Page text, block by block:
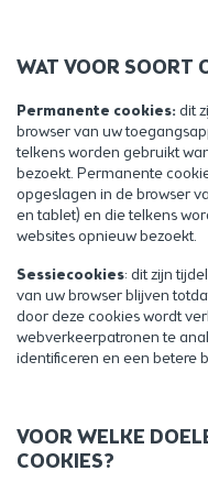
WAT VOOR SOORT
Permanente cookies: dit
browser van uw
telkens worden gebruikt
bezoekt. Permanente
opgeslagen in de browser
en tablet) en die telkens
websites opnieuw bezoekt.
Sessiecookies: dit zijn
van uw browser blijven
door deze cookies wordt
webverkeerpatronen te
identificeren en een betere
VOOR WELKE
COOKIES?